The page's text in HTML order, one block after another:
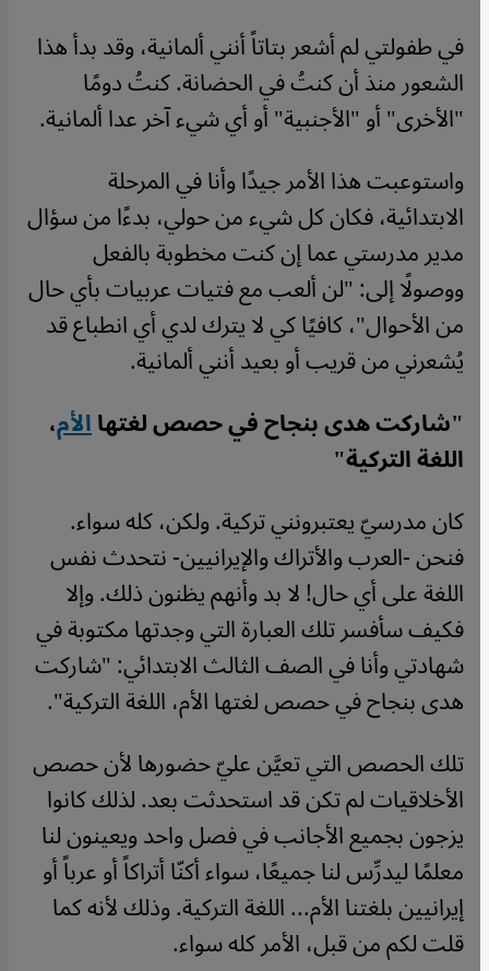
في طفولتي لم أشعر بتاتاً أنني ألمانية، وقد بدأ هذا
الشعور منذ أن كنتُ في الحضانة. كنتُ دومًا
"الأخرى" أو "الأجنبية" أو أي شيء آخر عدا ألمانية.
واستوعبت هذا الأمر جيدًا وأنا في المرحلة
الابتدائية، فكان كل شيء من حولي، بدءًا من سؤال
مدير مدرستي عما إن كنت مخطوبة بالفعل
ووصولًا إلى: "لن ألعب مع فتيات عربيات بأي حال
من الأحوال"، كافيًا كي لا يترك لدي أي انطباع قد
يُشعرني من قريب أو بعيد أنني ألمانية.
"شاركت هدى بنجاح في حصص لغتهاالأم،
اللغة التركية"
كان مدرسيّ يعتبرونني تركية. ولكن، كله سواء.
فنحن -العرب والأتراك والإيرانيين- نتحدث نفس
اللغة على أي حال! لا بد وأنهم يظنون ذلك. وإلا
فكيف سأفسر تلك العبارة التي وجدتها مكتوبة في
شهادتي وأنا في الصف الثالث الابتدائي: "شاركت
هدى بنجاح في حصص لغتها الأم، اللغة التركية".
تلك الحصص التي تعيَّن عليّ حضورها لأن حصص
الأخلاقيات لم تكن قد استحدثت بعد. لذلك كانوا
يزجون بجميع الأجانب في فصل واحد ويعينون لنا
معلمًا ليدرِّس لنا جميعًا، سواء أكنّا أتراكاً أو عرباً أو
إيرانيين بلغتنا الأم... اللغة التركية. وذلك لأنه كما
قلت لكم من قبل، الأمر كله سواء.